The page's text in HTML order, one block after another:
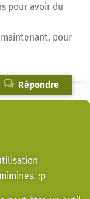
pour avoir du
pour
Répondre
:p